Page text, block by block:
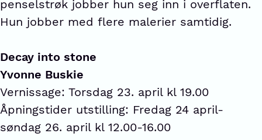
penselstrøk jobber hun seg inn i overflaten.
Hun jobber med flere malerier samtidig.
Decay into stone
Yvonne Buskie
Vernissage: Torsdag 23. april kl 19.00
Åpningstider utstilling: Fredag 24 april-
søndag 26. april kl 12.00-16.00